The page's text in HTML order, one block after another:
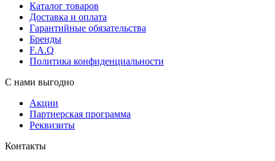
Каталог товаров
Доставка и оплата
Гарантийные обязательства
Бренды
F.A.Q
Политика конфиденциальности
С нами выгодно
Акции
Партнерская программа
Реквизиты
Контакты